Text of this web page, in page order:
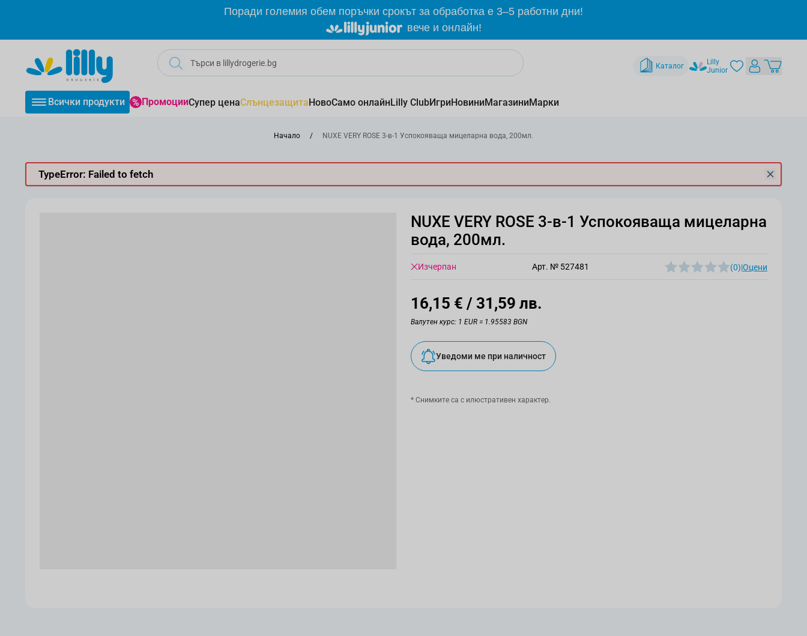
Поради големия обем поръчки срокът за обработка е 3–5 работни дни!
вече и онлайн!
Каталог
Lilly
Junior
Всички продукти ПромоцииСупер ценаСлънцезащитаНовоСамо онлайнLilly ClubИгриНовиниМагазиниМарки
Начало / NUXE VERY ROSE 3-в-1 Успокояваща мицеларна вода, 200мл.
TypeError: Failed to fetch
NUXE VERY ROSE 3-в-1 Успокояваща мицеларна
вода, 200мл.
Изчерпан Арт. № 527481 (0)|Оцени
16,15 € / 31,59 лв.
Валутен курс: 1 EUR = 1.95583 BGN
Уведоми ме при наличност
* Снимките са с илюстративен характер.